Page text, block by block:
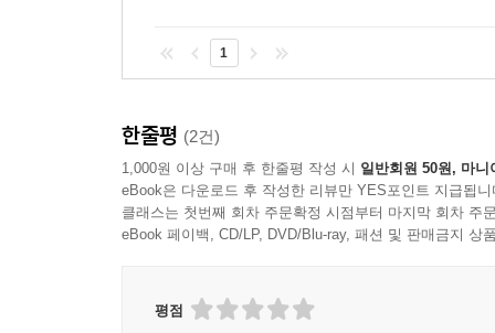
1
한줄평 (2건)
1,000원 이상 구매 후 한줄평 작성 시 일반회원 50원, 마니
eBook은 다운로드 후 작성한 리뷰만 YES포인트 지급됩니
클래스는 첫번째 회차 주문확정 시점부터 마지막 회차 주
eBook 페이백, CD/LP, DVD/Blu-ray, 패션 및 판매금지 상
평점